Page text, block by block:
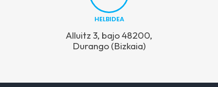
HELBIDEA
Alluitz 3, bajo 48200,
Durango (Bizkaia)